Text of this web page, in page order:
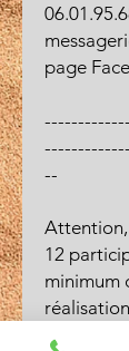
page
--
Attention,
12
minimum